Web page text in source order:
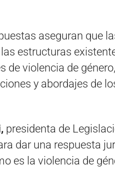
aseguran que
estructuras
de violencia de
y abordajes de
presidenta de
dar una respuesta
es la violencia de